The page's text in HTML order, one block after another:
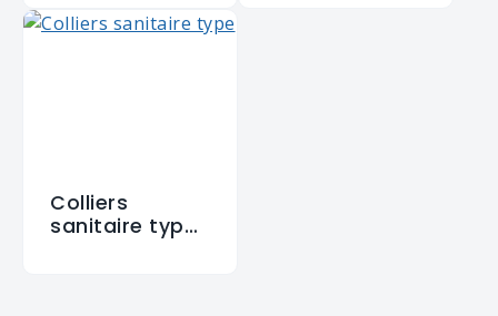
Colliers
sanitaire type